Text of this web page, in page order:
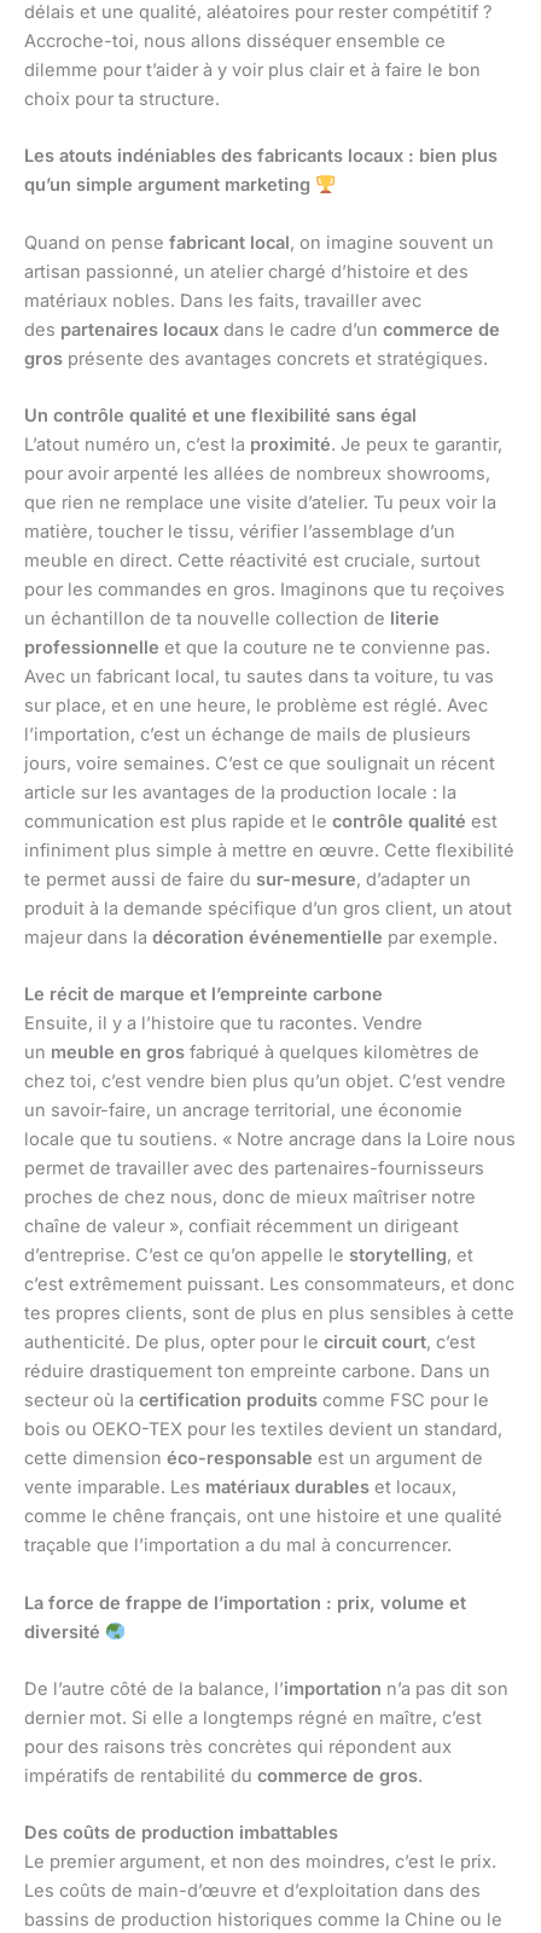
délais et une qualité, aléatoires pour rester compétitif ?
Accroche-toi, nous allons disséquer ensemble ce
dilemme pour t’aider à y voir plus clair et à faire le bon
choix pour ta structure.
Les atouts indéniables des fabricants locaux : bien plus
qu’un simple argument marketing
Quand on pense fabricant local, on imagine souvent un
artisan passionné, un atelier chargé d’histoire et des
matériaux nobles. Dans les faits, travailler avec
des partenaires locaux dans le cadre d’un commerce de
gros présente des avantages concrets et stratégiques.
Un contrôle qualité et une flexibilité sans égal
L’atout numéro un, c’est la proximité. Je peux te garantir,
pour avoir arpenté les allées de nombreux showrooms,
que rien ne remplace une visite d’atelier. Tu peux voir la
matière, toucher le tissu, vérifier l’assemblage d’un
meuble en direct. Cette réactivité est cruciale, surtout
pour les commandes en gros. Imaginons que tu reçoives
un échantillon de ta nouvelle collection de literie
professionnelle et que la couture ne te convienne pas.
Avec un fabricant local, tu sautes dans ta voiture, tu vas
sur place, et en une heure, le problème est réglé. Avec
l’importation, c’est un échange de mails de plusieurs
jours, voire semaines. C’est ce que soulignait un récent
article sur les avantages de la production locale : la
communication est plus rapide et le contrôle qualité est
infiniment plus simple à mettre en œuvre. Cette flexibilité
te permet aussi de faire du sur-mesure, d’adapter un
produit à la demande spécifique d’un gros client, un atout
majeur dans la décoration événementielle par exemple.
Le récit de marque et l’empreinte carbone
Ensuite, il y a l’histoire que tu racontes. Vendre
un meuble en gros fabriqué à quelques kilomètres de
chez toi, c’est vendre bien plus qu’un objet. C’est vendre
un savoir-faire, un ancrage territorial, une économie
locale que tu soutiens. « Notre ancrage dans la Loire nous
permet de travailler avec des partenaires-fournisseurs
proches de chez nous, donc de mieux maîtriser notre
chaîne de valeur », confiait récemment un dirigeant
d’entreprise. C’est ce qu’on appelle le storytelling, et
c’est extrêmement puissant. Les consommateurs, et donc
tes propres clients, sont de plus en plus sensibles à cette
authenticité. De plus, opter pour le circuit court, c’est
réduire drastiquement ton empreinte carbone. Dans un
secteur où la certification produits comme FSC pour le
bois ou OEKO-TEX pour les textiles devient un standard,
cette dimension éco-responsable est un argument de
vente imparable. Les matériaux durables et locaux,
comme le chêne français, ont une histoire et une qualité
traçable que l’importation a du mal à concurrencer.
La force de frappe de l’importation : prix, volume et
diversité
De l’autre côté de la balance, l’importation n’a pas dit son
dernier mot. Si elle a longtemps régné en maître, c’est
pour des raisons très concrètes qui répondent aux
impératifs de rentabilité du commerce de gros.
Des coûts de production imbattables
Le premier argument, et non des moindres, c’est le prix.
Les coûts de main-d’œuvre et d’exploitation dans des
bassins de production historiques comme la Chine ou le